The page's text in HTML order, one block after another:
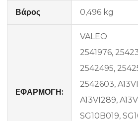
Βάρος 0,496 kg
EΦΑΡΜΟΓΗ:
VALEO
2541976,
2542495,
2542603,
A13VI289,
SG10B019,